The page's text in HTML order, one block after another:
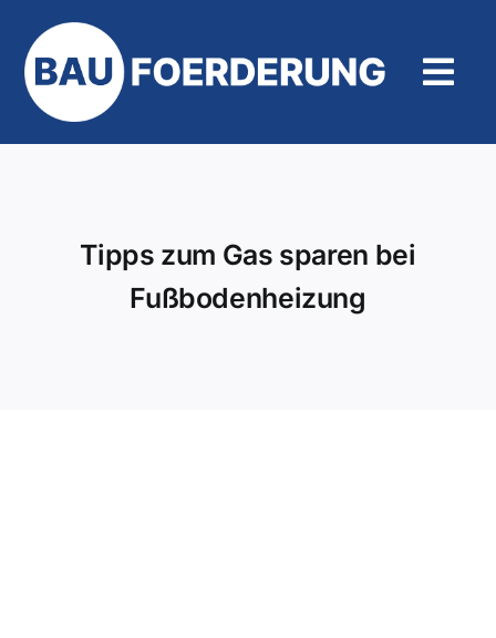
Inhalt
springen
Tipps zum Gas sparen bei
Fußbodenheizung